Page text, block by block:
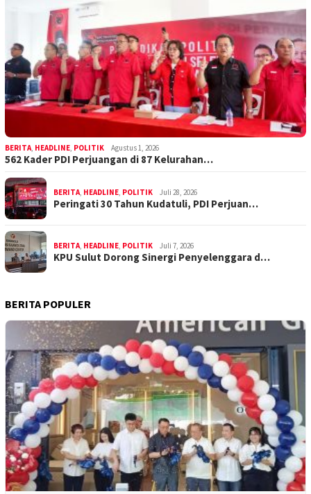
BERITA, HEADLINE, POLITIK Agustus 1, 2026
562 Kader PDI Perjuangan di 87 Kelurahan…
BERITA, HEADLINE, POLITIK Juli 28, 2026
Peringati 30 Tahun Kudatuli, PDI Perjuan…
BERITA, HEADLINE, POLITIK Juli 7, 2026
KPU Sulut Dorong Sinergi Penyelenggara d…
BERITA POPULER